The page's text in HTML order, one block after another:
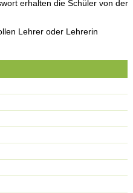
erhalten die Schüler von der
Lehrer oder Lehrerin